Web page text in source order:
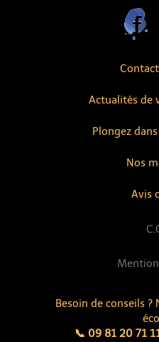
Actualités de
Avis
Nos
Besoin de conseils
📞 09 81 20 71
Plongez